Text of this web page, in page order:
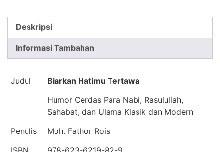
Deskripsi
Informasi Tambahan
Judul
Biarkan Hatimu Tertawa
Humor Cerdas Para Nabi, Rasulullah,
Sahabat, dan Ulama Klasik dan Modern
Penulis
Moh. Fathor Rois
ISBN
978-623-6219-82-9